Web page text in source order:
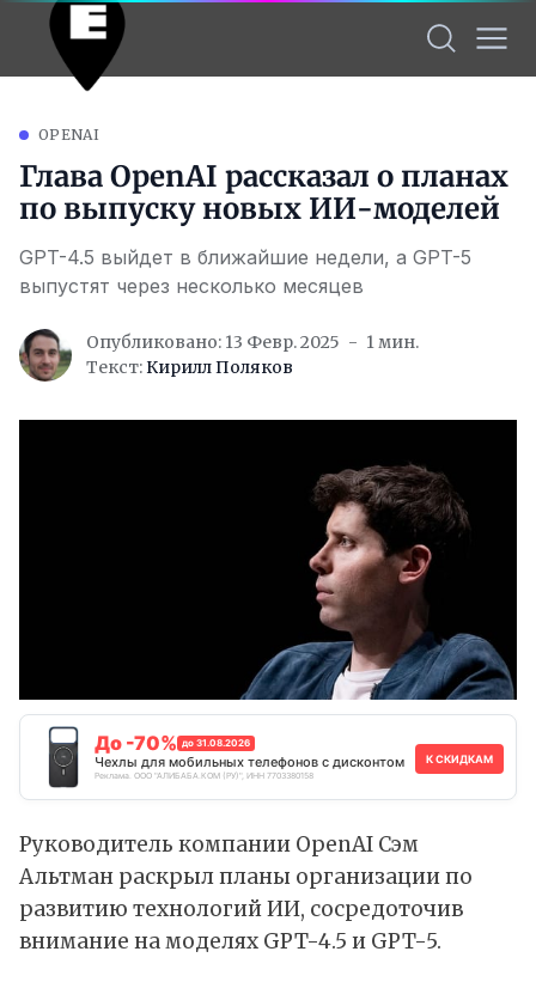
OPENAI
Глава OpenAI рассказал о планах
по выпуску новых ИИ-моделей
GPT-4.5 выйдет в ближайшие недели, а GPT-5
выпустят через несколько месяцев
Опубликовано: 13 Февр. 2025
1 мин.
Текст: Кирилл Поляков
До -70% до 31.08.2026
Чехлы для мобильных телефонов с дисконтом
Реклама. ООО "АЛИБАБА.КОМ (РУ)", ИНН 7703380158
К СКИДКАМ
Руководитель компании OpenAI Сэм
Альтман раскрыл планы организации по
развитию технологий ИИ, сосредоточив
внимание на моделях GPT-4.5 и GPT-5.